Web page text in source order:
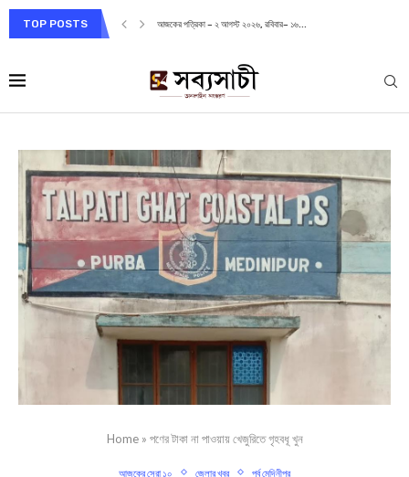
TOP POSTS আজকের পত্রিকা – ২ আগস্ট ২০২৬, রবিবার– ১৬...
Home» পণের টাকা না পাওয়ায় খেজুরিতে গৃহবধূ খুন
আজকের সেরা ১০ জেলার খবর পূর্ব মেদিনীপুর